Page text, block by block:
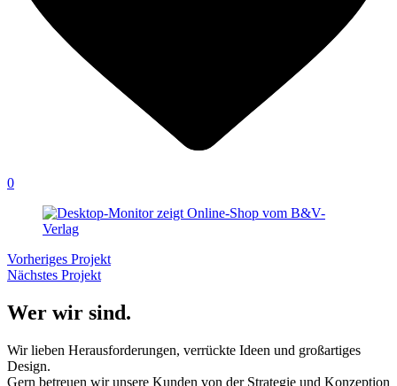
0
Vorheriges Projekt
Nächstes Projekt
Wer wir sind.
Wir lieben Herausforderungen, verrückte Ideen und großartiges
Design.
Gern betreuen wir unsere Kunden von der Strategie und Konzeption